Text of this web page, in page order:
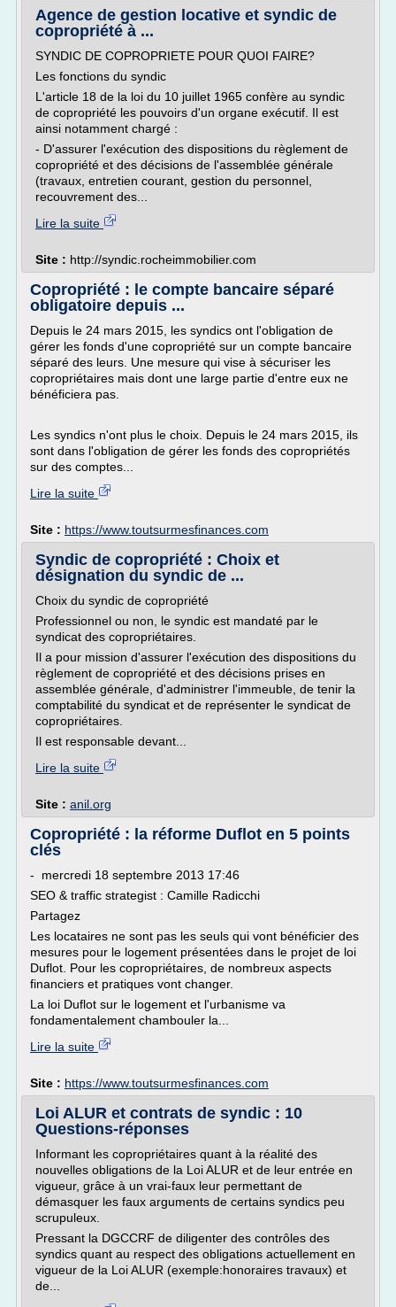
Agence de gestion locative et syndic de
copropriété à ...
SYNDIC DE COPROPRIETE POUR QUOI FAIRE?
Les fonctions du syndic
L'article 18 de la loi du 10 juillet 1965 confère au syndic
de copropriété les pouvoirs d'un organe exécutif. Il est
ainsi notamment chargé :
- D'assurer l'exécution des dispositions du règlement de
copropriété et des décisions de l'assemblée générale
(travaux, entretien courant, gestion du personnel,
recouvrement des...
Lire la suite
Site : http://syndic.rocheimmobilier.com
Copropriété : le compte bancaire séparé
obligatoire depuis ...
Depuis le 24 mars 2015, les syndics ont l'obligation de
gérer les fonds d'une copropriété sur un compte bancaire
séparé des leurs. Une mesure qui vise à sécuriser les
copropriétaires mais dont une large partie d'entre eux ne
bénéficiera pas.
Les syndics n'ont plus le choix. Depuis le 24 mars 2015, ils
sont dans l'obligation de gérer les fonds des copropriétés
sur des comptes...
Lire la suite
Site : https://www.toutsurmesfinances.com
Syndic de copropriété : Choix et
désignation du syndic de ...
Choix du syndic de copropriété
Professionnel ou non, le syndic est mandaté par le
syndicat des copropriétaires.
Il a pour mission d'assurer l'exécution des dispositions du
règlement de copropriété et des décisions prises en
assemblée générale, d'administrer l'immeuble, de tenir la
comptabilité du syndicat et de représenter le syndicat de
copropriétaires.
Il est responsable devant...
Lire la suite
Site : anil.org
Copropriété : la réforme Duflot en 5 points
clés
- mercredi 18 septembre 2013 17:46
SEO & traffic strategist : Camille Radicchi
Partagez
Les locataires ne sont pas les seuls qui vont bénéficier des
mesures pour le logement présentées dans le projet de loi
Duflot. Pour les copropriétaires, de nombreux aspects
financiers et pratiques vont changer.
La loi Duflot sur le logement et l'urbanisme va
fondamentalement chambouler la...
Lire la suite
Site : https://www.toutsurmesfinances.com
Loi ALUR et contrats de syndic : 10
Questions-réponses
Informant les copropriétaires quant à la réalité des
nouvelles obligations de la Loi ALUR et de leur entrée en
vigueur, grâce à un vrai-faux leur permettant de
démasquer les faux arguments de certains syndics peu
scrupuleux.
Pressant la DGCCRF de diligenter des contrôles des
syndics quant au respect des obligations actuellement en
vigueur de la Loi ALUR (exemple:honoraires travaux) et
de...